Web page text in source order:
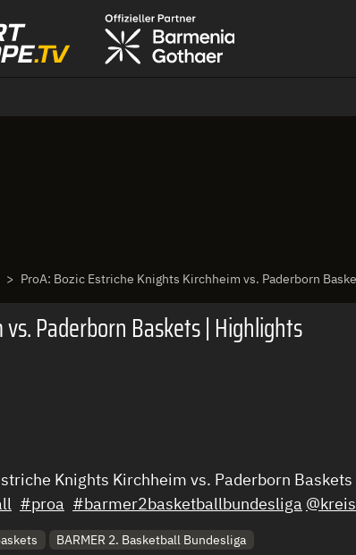
ProA: Bozic Estriche Knights Kirchheim vs. Paderborn
Paderborn Baskets | Highlights
Knights Kirchheim vs. Paderborn
#proa #barmer2basketballbundesliga
BARMER 2. Basketball Bundesliga